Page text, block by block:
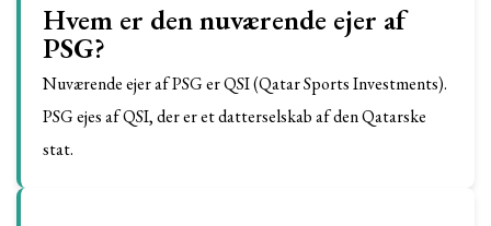
Hvem er den nuværende ejer af
PSG?
Nuværende ejer af PSG er QSI (Qatar Sports Investments).
PSG ejes af QSI, der er et datterselskab af den Qatarske
stat.